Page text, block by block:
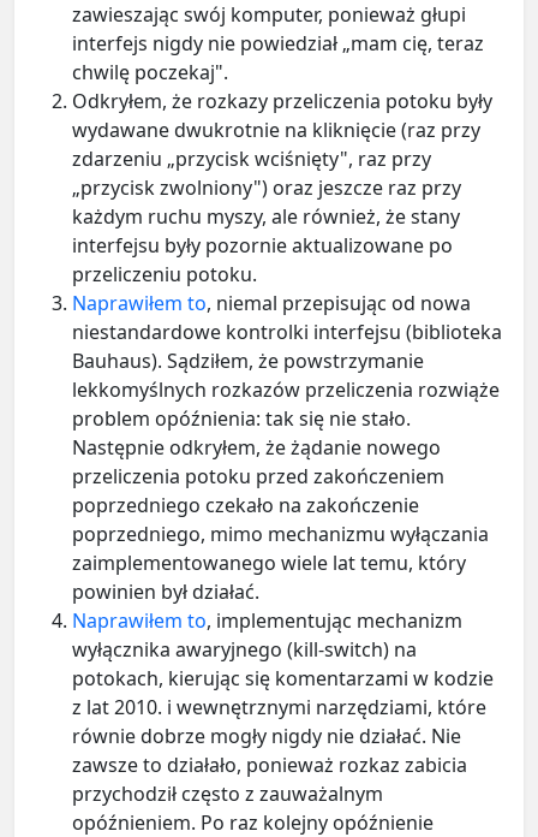
zawieszając swój komputer, ponieważ głupi
interfejs nigdy nie powiedział „mam cię, teraz
chwilę poczekaj".
Odkryłem, że rozkazy przeliczenia potoku były
wydawane dwukrotnie na kliknięcie (raz przy
zdarzeniu „przycisk wciśnięty", raz przy
„przycisk zwolniony") oraz jeszcze raz przy
każdym ruchu myszy, ale również, że stany
interfejsu były pozornie aktualizowane po
przeliczeniu potoku.
Naprawiłem to, niemal przepisując od nowa
niestandardowe kontrolki interfejsu (biblioteka
Bauhaus). Sądziłem, że powstrzymanie
lekkomyślnych rozkazów przeliczenia rozwiąże
problem opóźnienia: tak się nie stało.
Następnie odkryłem, że żądanie nowego
przeliczenia potoku przed zakończeniem
poprzedniego czekało na zakończenie
poprzedniego, mimo mechanizmu wyłączania
zaimplementowanego wiele lat temu, który
powinien był działać.
Naprawiłem to, implementując mechanizm
wyłącznika awaryjnego (kill-switch) na
potokach, kierując się komentarzami w kodzie
z lat 2010. i wewnętrznymi narzędziami, które
równie dobrze mogły nigdy nie działać. Nie
zawsze to działało, ponieważ rozkaz zabicia
przychodził często z zauważalnym
opóźnieniem. Po raz kolejny opóźnienie